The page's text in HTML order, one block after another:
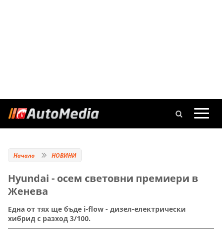
Начало НОВИНИ
Hyundai - осем световни премиери в
Женева
Една от тях ще бъде i-flow - дизел-електрически
хибрид с разход 3/100.